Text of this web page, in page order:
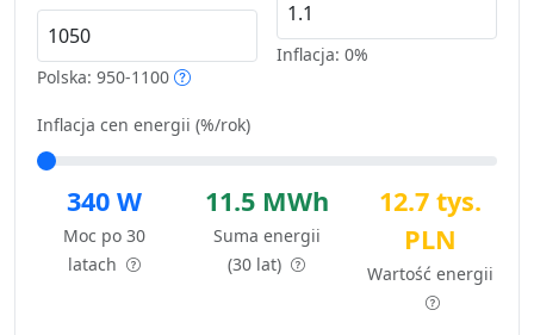
Polska: 950-1100
Inflacja: 0%
Inflacja cen energii (%/rok)
340 W
Moc po 30
latach
11.5 MWh
Suma energii
(30 lat)
12.7 tys.
PLN
Wartość energii